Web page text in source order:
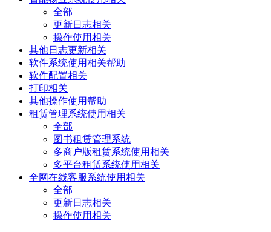
全部
更新日志相关
操作使用相关
其他日志更新相关
软件系统使用相关帮助
软件配置相关
打印相关
其他操作使用帮助
租赁管理系统使用相关
全部
图书租赁管理系统
多商户版租赁系统使用相关
多平台租赁系统使用相关
全网在线客服系统使用相关
全部
更新日志相关
操作使用相关